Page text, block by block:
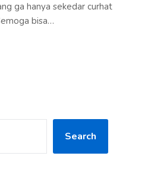
ga hanya sekedar curhat
bisa…
Search